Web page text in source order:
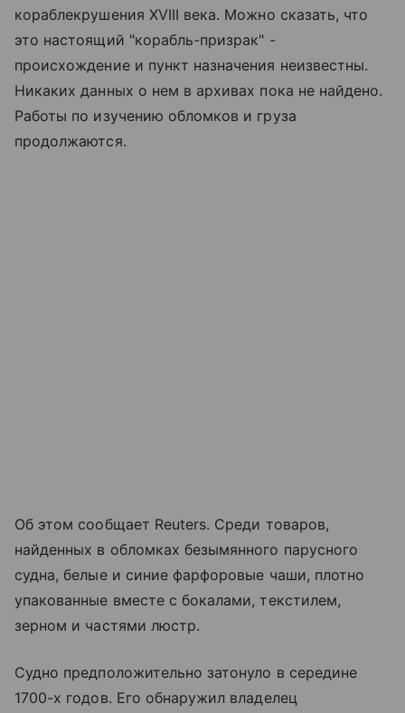
кораблекрушения XVIII века. Можно сказать, что
это настоящий "корабль-призрак" -
происхождение и пункт назначения неизвестны.
Никаких данных о нем в архивах пока не найдено.
Работы по изучению обломков и груза
продолжаются.
Об этом сообщает Reuters. Среди товаров,
найденных в обломках безымянного парусного
судна, белые и синие фарфоровые чаши, плотно
упакованные вместе с бокалами, текстилем,
зерном и частями люстр.
Судно предположительно затонуло в середине
1700-х годов. Его обнаружил владелец